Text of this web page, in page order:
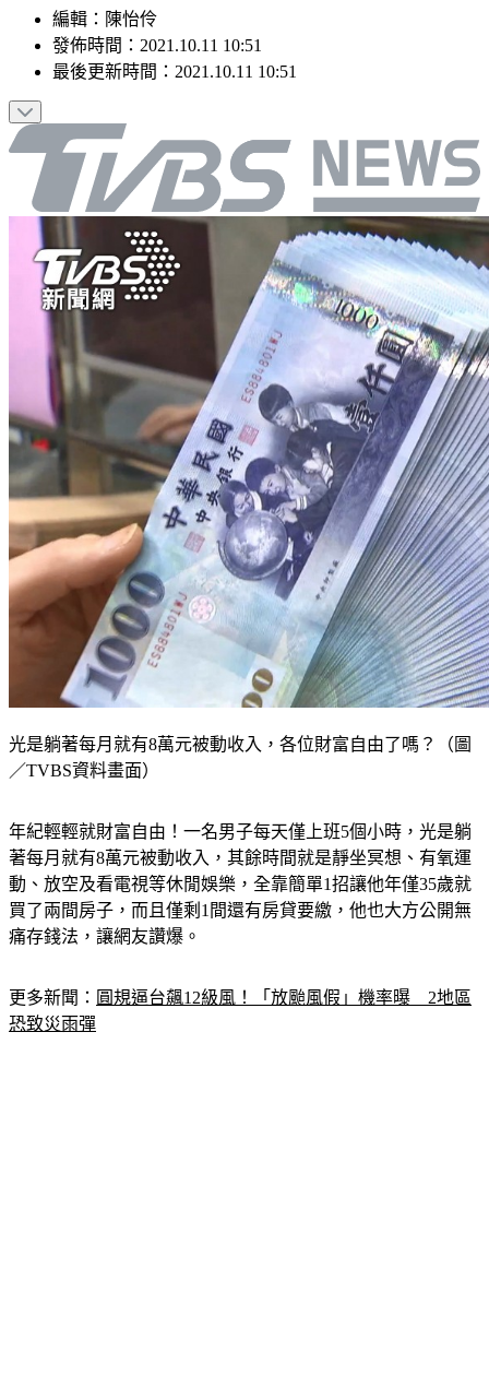
發佈時間：2021.10.11 10:51
最後更新時間： 2021.10.11 10:51
／TVBS資料畫面）
著每月就有8萬元被動收入，其餘時間就是靜坐冥想、有氧運
動、放空及看電視等休閒娛樂，全靠簡單1招讓他年僅35歲就
買了兩間房子，而且僅剩1間還有房貸要繳，他也大方公開無
痛存錢法，讓網友讚爆。
恐致災雨彈